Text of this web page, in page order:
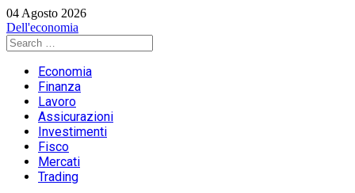
04 Agosto 2026
Dell'economia
Economia
Finanza
Lavoro
Assicurazioni
Investimenti
Fisco
Mercati
Trading